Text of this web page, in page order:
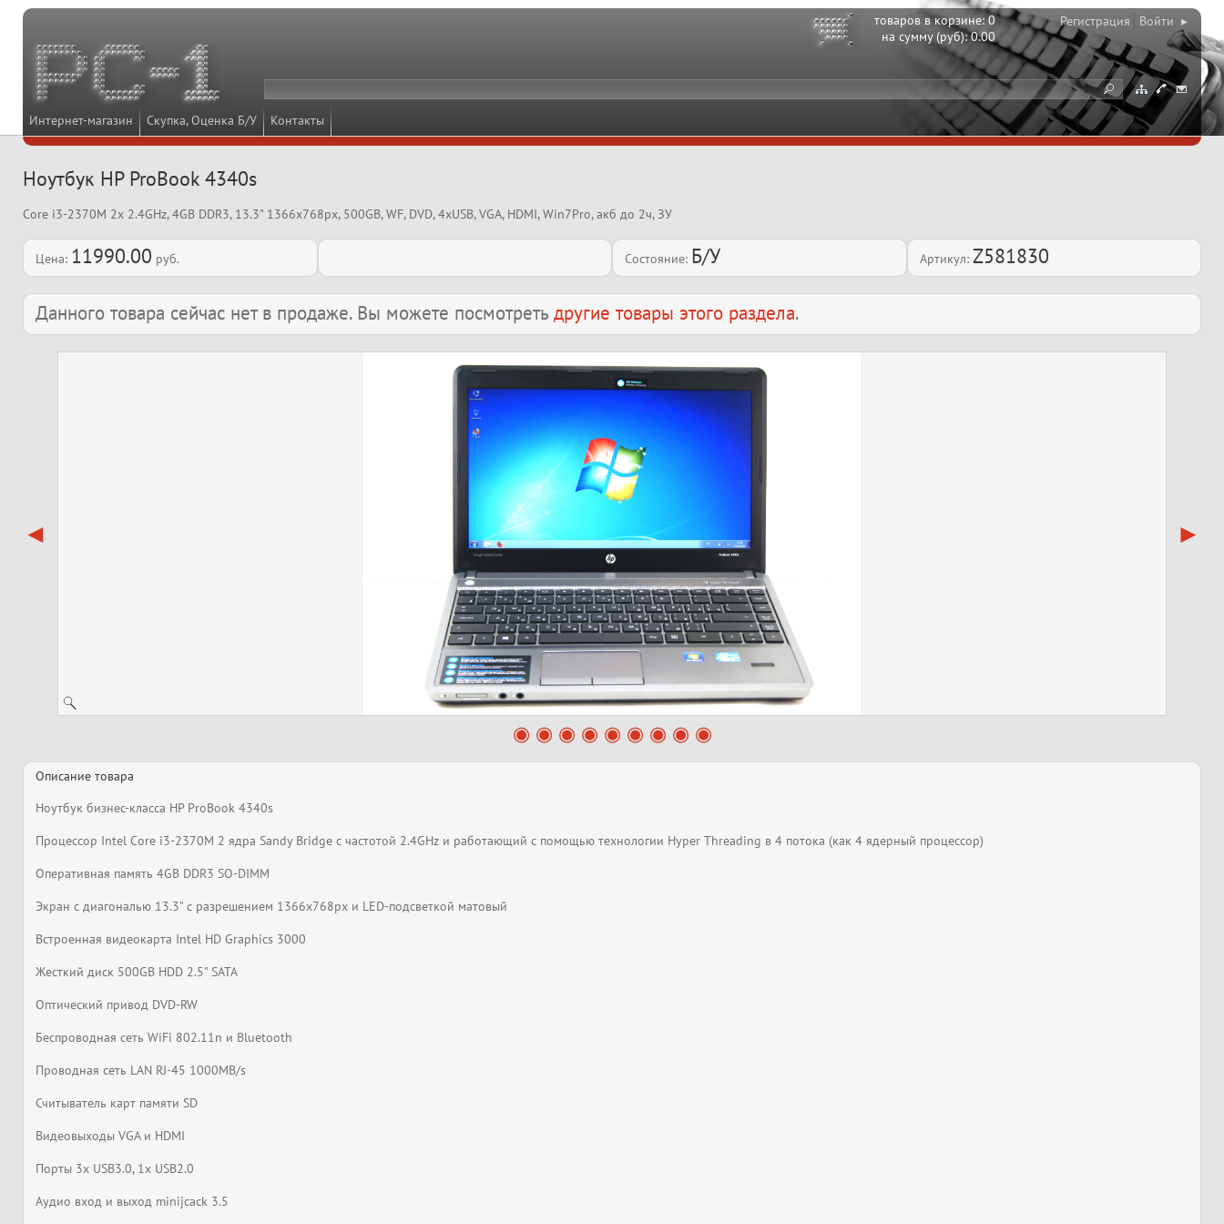
Интернет-магазин Скупка, Оценка Б/У Контакты
товаров в корзине:0
на сумму (руб):0.00
Регистрация Войти ▸
Ноутбук HP ProBook 4340s
Core i3-2370M 2x 2.4GHz, 4GB DDR3, 13.3" 1366x768px, 500GB, WF, DVD, 4xUSB, VGA, HDMI, Win7Pro, акб до 2ч, ЗУ
Цена: 11990.00 руб. Состояние: Б/У Артикул: Z581830
Данного товара сейчас нет в продаже. Вы можете посмотреть другие товары этого раздела.
Описание товара
Ноутбук бизнес-класса HP ProBook 4340s
Процессор Intel Core i3-2370M 2 ядра Sandy Bridge с частотой 2.4GHz и работающий с помощью технологии Hyper Threading в 4 потока (как 4 ядерный процессор)
Оперативная память 4GB DDR3 SO-DIMM
Экран с диагональю 13.3" с разрешением 1366x768px и LED-подсветкой матовый
Встроенная видеокарта Intel HD Graphics 3000
Жесткий диск 500GB HDD 2.5" SATA
Оптический привод DVD-RW
Беспроводная сеть WiFi 802.11n и Bluetooth
Проводная сеть LAN RJ-45 1000MB/s
Считыватель карт памяти SD
Видеовыходы VGA и HDMI
Порты 3x USB3.0, 1x USB2.0
Аудио вход и выход minijcack 3.5